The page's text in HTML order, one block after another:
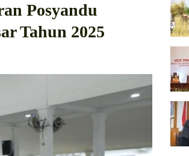
Posyandu
Tahun 2025